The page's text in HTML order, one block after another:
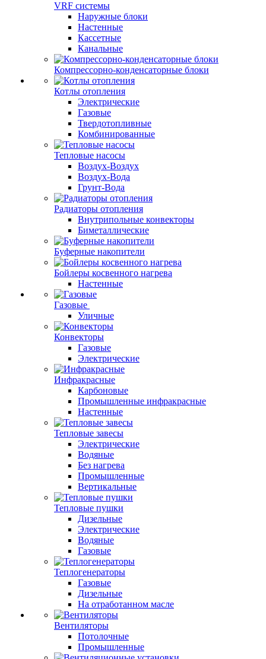
VRF системы
Наружные блоки
Настенные
Кассетные
Канальные
Компрессорно-конденсаторные блоки
Котлы отопления
Электрические
Газовые
Твердотопливные
Комбинированные
Тепловые насосы
Воздух-Воздух
Воздух-Вода
Грунт-Вода
Радиаторы отопления
Внутрипольные конвекторы
Биметаллические
Буферные накопители
Бойлеры косвенного нагрева
Настенные
Газовые
Уличные
Конвекторы
Газовые
Электрические
Инфракрасные
Карбоновые
Промышленные инфракрасные
Настенные
Тепловые завесы
Электрические
Водяные
Без нагрева
Промышленные
Вертикальные
Тепловые пушки
Дизельные
Электрические
Водяные
Газовые
Теплогенераторы
Газовые
Дизельные
На отработанном масле
Вентиляторы
Потолочные
Промышленные